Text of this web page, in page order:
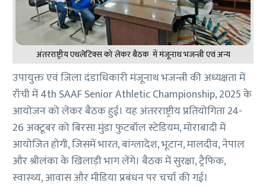
अंतरराष्ट्रीय एथलेटिक्स को लेकर बैठक में मंजूनाथ भजन्त्री एवं अन्य
उपायुक्त एवं जिला दंडाधिकारी मंजूनाथ भजन्त्री की अध्यक्षता में
राँची में 4th SAAF Senior Athletic Championship, 2025 के
आयोजन को लेकर बैठक हुई। यह अंतरराष्ट्रीय प्रतियोगिता 24-
26 अक्टूबर को बिरसा मुंडा फुटबॉल स्टेडियम, मोराबादी में
आयोजित होगी, जिसमें भारत, बांग्लादेश, भूटान, मालदीव, नेपाल
और श्रीलंका के खिलाड़ी भाग लेंगे। बैठक में सुरक्षा, ट्रैफिक,
स्वास्थ्य, आवास और मीडिया प्रबंधन पर चर्चा की गई।